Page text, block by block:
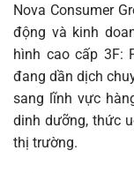
Nova Consumer
động và kinh
hình cao cấp 3F:
đang dần dịch
sang lĩnh vực
dinh dưỡng, thức
thị trường.